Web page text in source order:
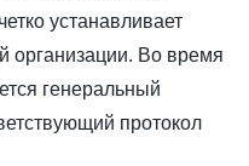
устанавливает
организации. Во время
генеральный
протокол